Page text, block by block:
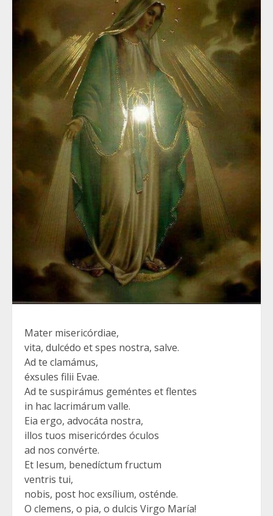
Mater misericórdiae,
vita, dulcédo et spes nostra, salve.
Ad te clamámus,
éxsules filii Evae.
Ad te suspirámus geméntes et flentes
in hac lacrimárum valle.
Eia ergo, advocáta nostra,
illos tuos misericórdes óculos
ad nos convérte.
Et Iesum, benedíctum fructum
ventris tui,
nobis, post hoc exsílium, osténde.
O clemens, o pia, o dulcis Virgo María!